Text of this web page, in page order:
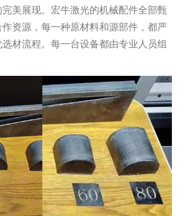
美展现。宏牛激光的机械配件全部甄
资源，每一种原材料和源部件，都严
材流程。每一台设备都由专业人员组